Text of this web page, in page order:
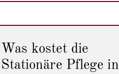
Was kostet die
Stationäre Pflege in